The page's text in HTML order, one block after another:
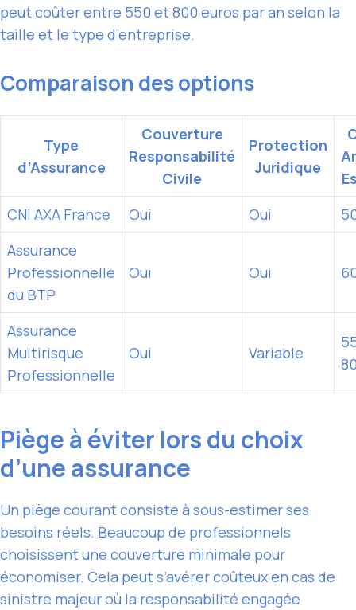
peut coûter entre 550 et 800 euros par an selon la
taille et le type d’entreprise.
Comparaison des options
Type
d’Assurance
Couverture
Responsabilité
Civile
Protection
Juridique
CNI AXA France
Oui Oui
Assurance
Professionnelle
du BTP
Oui Oui
Assurance
Multirisque
Professionnelle
Oui Variable
Piège à éviter lors du choix
d’une assurance
Un piège courant consiste à sous-estimer ses
besoins réels. Beaucoup de professionnels
choisissent une couverture minimale pour
économiser. Cela peut s’avérer coûteux en cas de
sinistre majeur où la responsabilité engagée